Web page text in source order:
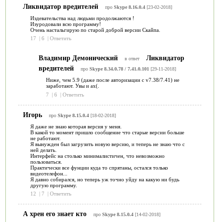
Ликвидатор вредителей про Skype 8.16.0.4[23-02-2018]
Издевательства над людьми продолжаются !
Изуродовали всю программу!
Очень настальгирую по старой доброй версии Скайпа.
17
| 6 | Ответить
Владимир Демонический в ответ
Ликвидатор
вредителей
про Skype 8.34.0.78 / 7.41.0.101 [29-11-2018]
Ниже, чем 5.9 (даже после авторизации с v7.38/7.41) не
заработают. Увы и ах(.
7
| 6 | Ответить
Игорь про Skype 8.15.0.4[18-02-2018]
Я даже не знаю которая версия у меня.
В какой то момент пришло сообщение что старые версии больше
не работают.
Я вынужден был загрузить новую версию, и теперь не знаю что с
ней делать.
Интерфейс на столько минималистичен, что невозможно
пользоваться.
Практически все фунции куда то спрятаны, остался только
видеотелефон...
Я давно собирался, но теперь уж точно уйду на какую ни будь
другую программу.
12
| 7 | Ответить
А хрен его знает кто про Skype 8.15.0.4[14-02-2018]